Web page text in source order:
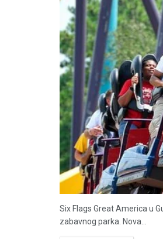
Six Flags Great America u
zabavnog parka. Nova...